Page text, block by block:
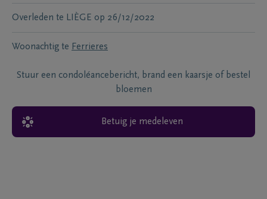
Overleden te LIÈGE op 26/12/2022
Woonachtig te Ferrieres
Stuur een condoléancebericht, brand een kaarsje of bestel
bloemen
Betuig je medeleven